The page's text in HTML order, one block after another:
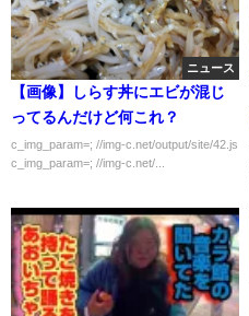
ニュース
【画像】しらす丼にエビが混じ
ってるんだけど何これ？
c_img_param=; //img-c.net/output/site/42.js
c_img_param=; //img-c.net/...